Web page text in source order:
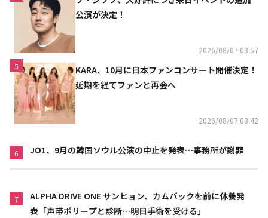
公演が決定！
2026/08/07 03:57
5
KARA、10月に日本ファンコンサート開催決定！
延期を経てファンと再会へ
2026/08/07 03:42
6 JO1、9月の韓国ソウル公演の中止を発表…事務所が謝罪
7
ALPHA DRIVE ONE サンヒョン、カムバックを前に休養発
表「声帯ポリープと診断…明日手術を受ける」